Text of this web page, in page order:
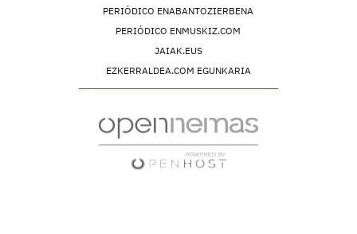
PERIÓDICO ENABANTOZIERBENA
PERIÓDICO ENMUSKIZ.COM
JAIAK.EUS
EZKERRALDEA.COM EGUNKARIA